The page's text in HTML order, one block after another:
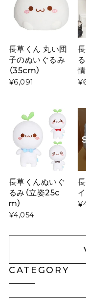
長草くん 丸い団
子のぬいぐるみ
（35cm）
¥6,091
長草くんぬいぐ
るみ（立姿25c
m）
¥4,054
CATEGORY